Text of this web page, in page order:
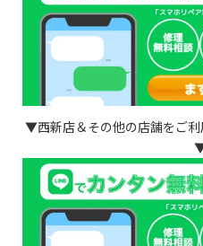
▼西新店＆その他の店舗をご